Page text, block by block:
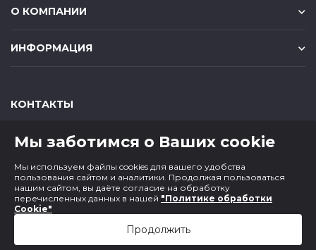
О КОМПАНИИ
ИНФОРМАЦИЯ
КОНТАКТЫ
650000 ,г. Кемерово,ул. Мичурина, д.13
paper@cf1.ru
Мы заботимся о Ваших cookie
Мы используем файлы cookies для вашего удобства
пользования сайтом и аналитики. Продолжая пользоваться
нашим сайтом, вы даёте согласие на обработку
перечисленных данных в нашей "Политике обработки
Cookie"
Продолжить